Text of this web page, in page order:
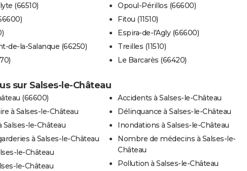
(66510)
de-la-Salanque (66250)
Opoul-Périllos (66600)
Fitou (11510)
Espira-de-l'Agly (66600)
Treilles (11510)
Le Barcarès (66420)
sur Salses-le-Château
(66600)
à Salses-le-Château
Salses-le-Château
à Salses-le-Château
le-Château
le-Château
Accidents à Salses-le-Château
Délinquance à Salses-le-Château
Inondations à Salses-le-Château
Nombre de médecins à Salses-le-
Château
Pollution à Salses-le-Château